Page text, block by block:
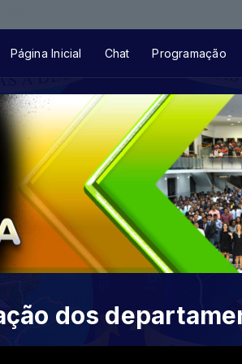
Página Inicial Chat Programação
dos